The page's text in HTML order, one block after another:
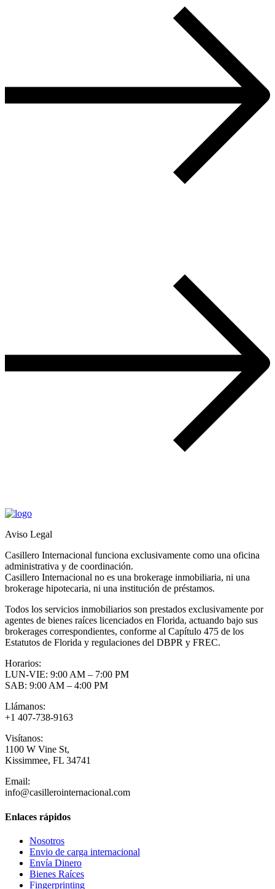
Aviso Legal
Casillero Internacional funciona exclusivamente como una oficina
administrativa y de coordinación.
Casillero Internacional no es una brokerage inmobiliaria, ni una
brokerage hipotecaria, ni una institución de préstamos.
Todos los servicios inmobiliarios son prestados exclusivamente por
agentes de bienes raíces licenciados en Florida, actuando bajo sus
brokerages correspondientes, conforme al Capítulo 475 de los
Estatutos de Florida y regulaciones del DBPR y FREC.
Horarios:
LUN-VIE: 9:00 AM – 7:00 PM
SAB: 9:00 AM – 4:00 PM
Llámanos:
+1 407-738-9163
Visítanos:
1100 W Vine St,
Kissimmee, FL 34741
Email:
info@casillerointernacional.com
Enlaces rápidos
Nosotros
Envio de carga internacional
Envía Dinero
Bienes Raíces
Fingerprinting